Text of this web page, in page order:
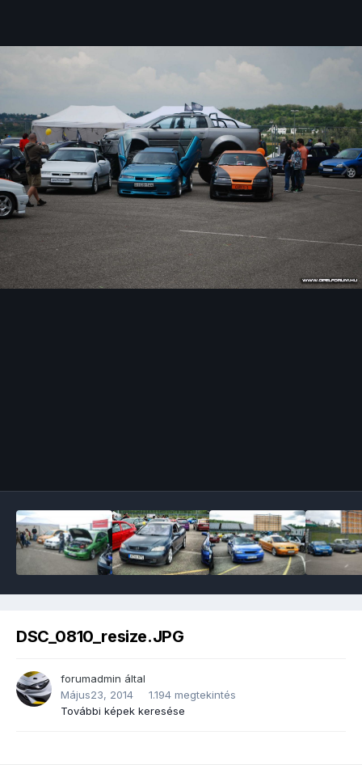
DSC_0810_resize.JPG
forumadmin által
Május23, 2014
1.194 megtekintés
További képek keresése